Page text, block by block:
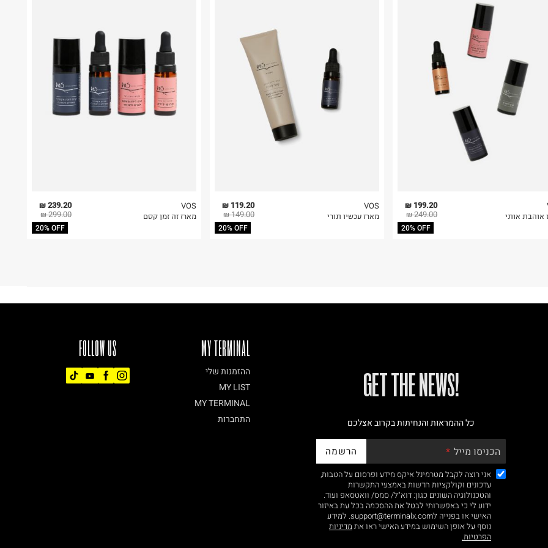
מיוצרים
פראבנים, שמנים
באתר בלבד
בלבד. לא ניתן
239.20 ₪
299.00 ₪
20% OFF
VOS
מארז זה זמן קסם
119.20 ₪
149.00 ₪
20% OFF
VOS
מארז עכשיו תורי
199.20 ₪
249.00 ₪
20% OFF
אוהבת אותי
FOLLOW US MY TERMINAL
ההזמנות שלי
MY LIST
MY TERMINAL
התחברות
!GET THE NEWS
כל ההמראות והנחיתות בקרוב אצלכם
הכניסו מייל הרשמה
אני רוצה לקבל מטרמינל איקס מידע ופרסום על הטבות,
עדכונים וקולקציות חדשות באמצעי התקשרות
והטכנולוגיה השונים כגון: דוא"ל/ סמס/ וואטסאפ ועוד.
ידוע לי כי באפשרותי לבטל את ההסכמה בכל עת באיזור
האישי או בפנייה לsupport@terminalx.com. למידע
נוסף על אופן השימוש במידע האישי ראו את מדיניות
הפרטיות.